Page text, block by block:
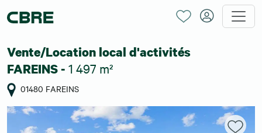
Vente/Location local d'activités
FAREINS - 1 497 m²
01480 FAREINS